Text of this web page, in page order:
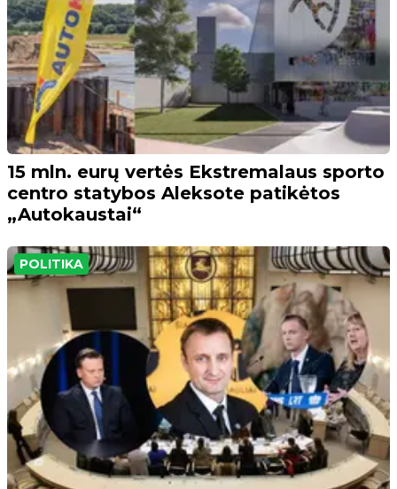
15 mln. eurų vertės Ekstremalaus sporto
centro statybos Aleksote patikėtos
„Autokaustai“
POLITIKA